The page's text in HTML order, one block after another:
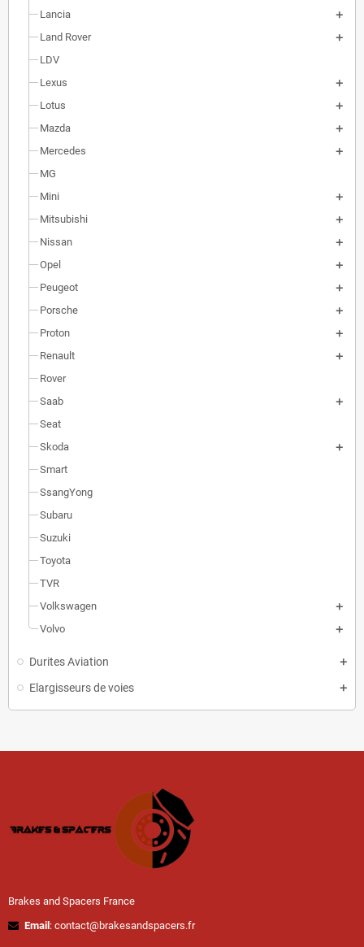
Lancia
Land Rover
LDV
Lexus
Lotus
Mazda
Mercedes
MG
Mini
Mitsubishi
Nissan
Opel
Peugeot
Porsche
Proton
Renault
Rover
Saab
Seat
Skoda
Smart
SsangYong
Subaru
Suzuki
Toyota
TVR
Volkswagen
Volvo
Durites Aviation
Elargisseurs de voies
Brakes and Spacers France
Email : contact@brakesandspacers.fr